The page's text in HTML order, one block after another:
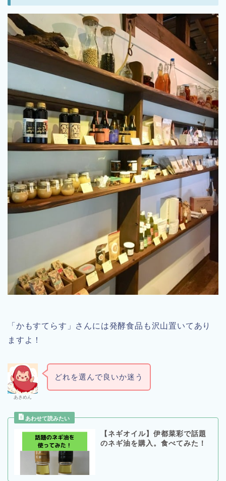
「かもすてらす」さんには発酵食品も沢山置いてあり
ますよ！
あきめん
どれを選んで良いか迷う
【ネギオイル】伊都菜彩で話題
のネギ油を購入。食べてみた！